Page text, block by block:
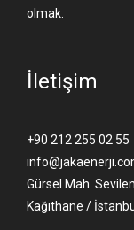
olmak.
İletişim
+90 212 255 02 55
Gürsel Mah.
Kağıthane /